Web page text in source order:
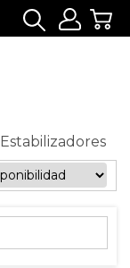
Estabilizadores